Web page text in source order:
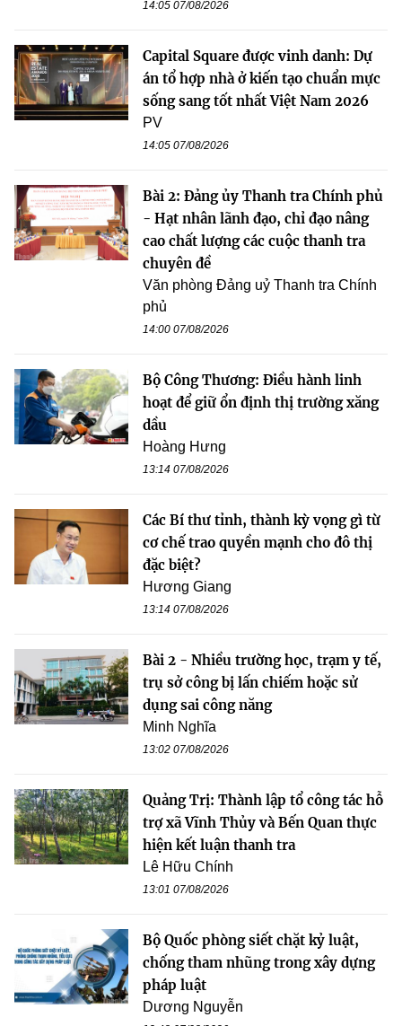
14:05 07/08/2026
Capital Square được vinh danh: Dự
án tổ hợp nhà ở kiến tạo chuẩn mực
sống sang tốt nhất Việt Nam 2026
PV
14:05 07/08/2026
Bài 2: Đảng ủy Thanh tra Chính phủ
- Hạt nhân lãnh đạo, chỉ đạo nâng
cao chất lượng các cuộc thanh tra
chuyên đề
Văn phòng Đảng uỷ Thanh tra Chính
phủ
14:00 07/08/2026
Bộ Công Thương: Điều hành linh
hoạt để giữ ổn định thị trường xăng
dầu
Hoàng Hưng
13:14 07/08/2026
Các Bí thư tỉnh, thành kỳ vọng gì từ
cơ chế trao quyền mạnh cho đô thị
đặc biệt?
Hương Giang
13:14 07/08/2026
Bài 2 - Nhiều trường học, trạm y tế,
trụ sở công bị lấn chiếm hoặc sử
dụng sai công năng
Minh Nghĩa
13:02 07/08/2026
Quảng Trị: Thành lập tổ công tác hỗ
trợ xã Vĩnh Thủy và Bến Quan thực
hiện kết luận thanh tra
Lê Hữu Chính
13:01 07/08/2026
Bộ Quốc phòng siết chặt kỷ luật,
chống tham nhũng trong xây dựng
pháp luật
Dương Nguyễn